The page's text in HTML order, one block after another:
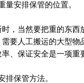
安排保管的位置。
当然要把重的东西
要人工搬运的大型物
、保证安全是一项重
保管方法。